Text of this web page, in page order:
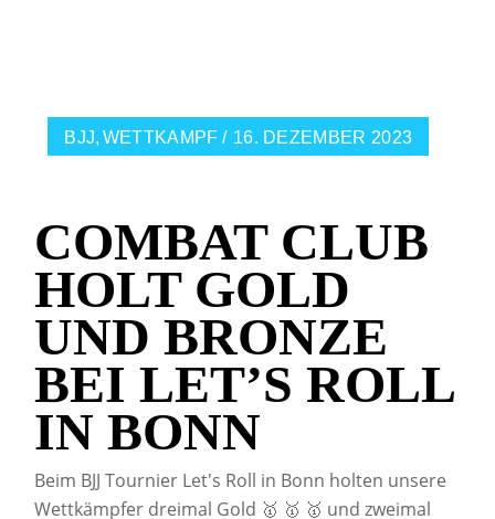
BJJ WETTKAMPF 16. DEZEMBER 2023
COMBAT CLUB
HOLT GOLD
UND BRONZE
BEI LET’S ROLL
IN BONN
Beim BJJ Tournier Let's Roll in Bonn holten unsere
Wettkämpfer dreimal Gold 🥇 🥇 🥇 und zweimal